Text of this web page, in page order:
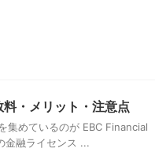
・メリット・注意点
集めているのが EBC Financial
金融ライセンス ...